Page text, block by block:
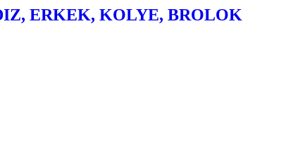
ERKEK, KOLYE, BROLOK